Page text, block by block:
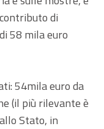
di
58 mila euro
54mila euro da
(il più rilevante è
Stato, in